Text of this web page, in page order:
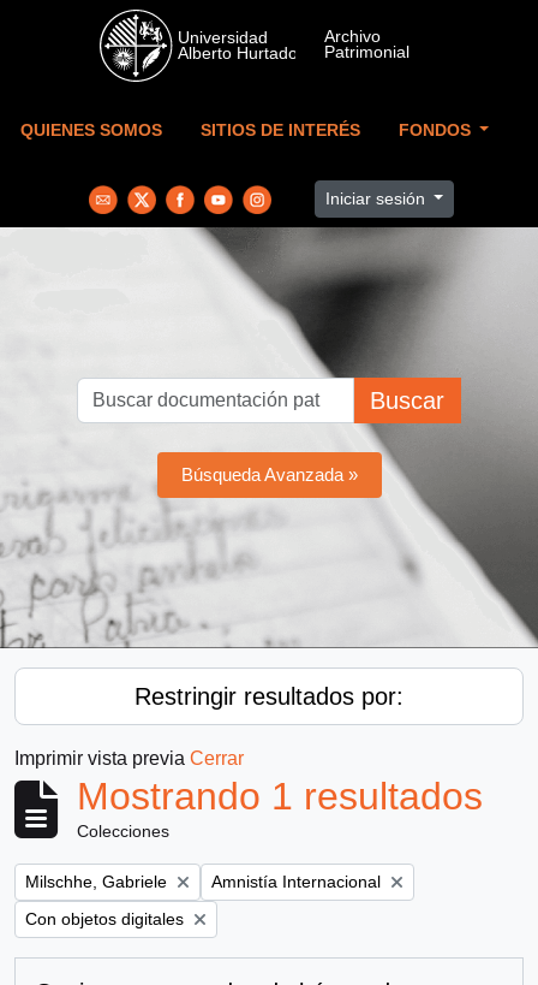
Skip to main content
QUIENES SOMOS SITIOS DE INTERÉS FONDOS
Iniciar sesión
Buscar
Búsqueda Avanzada »
Restringir resultados por:
Imprimir vista previa Cerrar
Mostrando 1 resultados
Colecciones
Remove filter:
Milschhe, Gabriele Remove filter:
Amnistía Internacional
Remove filter:
Con objetos digitales